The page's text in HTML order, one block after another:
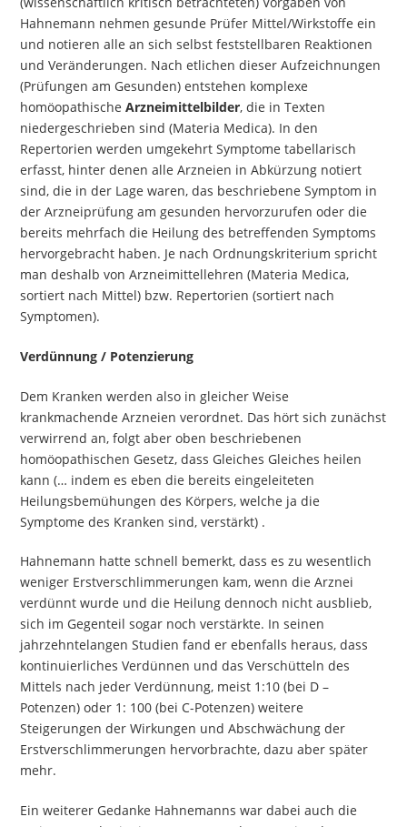
Hahnemann nehmen gesunde Prüfer Mittel/Wirkstoffe ein
und notieren alle an sich selbst feststellbaren Reaktionen
und Veränderungen. Nach etlichen dieser Aufzeichnungen
(Prüfungen am Gesunden) entstehen komplexe
homöopathischeArzneimittelbilder, die in Texten
niedergeschrieben sind (Materia Medica). In den
Repertorien werden umgekehrt Symptome tabellarisch
erfasst, hinter denen alle Arzneien in Abkürzung notiert
sind, die in der Lage waren, das beschriebene Symptom in
der Arzneiprüfung am gesunden hervorzurufen oder die
bereits mehrfach die Heilung des betreffenden Symptoms
hervorgebracht haben. Je nach Ordnungskriterium spricht
man deshalb von Arzneimittellehren (Materia Medica,
sortiert nach Mittel) bzw. Repertorien (sortiert nach
Symptomen).
Verdünnung / Potenzierung
Dem Kranken werden also in gleicher Weise
krankmachende Arzneien verordnet. Das hört sich zunächst
verwirrend an, folgt aber oben beschriebenen
homöopathischen Gesetz, dass Gleiches Gleiches heilen
kann (… indem es eben die bereits eingeleiteten
Heilungsbemühungen des Körpers, welche ja die
Symptome des Kranken sind, verstärkt) .
Hahnemann hatte schnell bemerkt, dass es zu wesentlich
weniger Erstverschlimmerungen kam, wenn die Arznei
verdünnt wurde und die Heilung dennoch nicht ausblieb,
sich im Gegenteil sogar noch verstärkte. In seinen
jahrzehntelangen Studien fand er ebenfalls heraus, dass
kontinuierliches Verdünnen und das Verschütteln des
Mittels nach jeder Verdünnung, meist 1:10 (bei D –
Potenzen) oder 1: 100 (bei C-Potenzen) weitere
Steigerungen der Wirkungen und Abschwächung der
Erstverschlimmerungen hervorbrachte, dazu aber später
mehr.
Ein weiterer Gedanke Hahnemanns war dabei auch die